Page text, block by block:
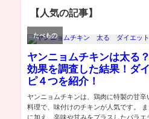
【人気の記事】